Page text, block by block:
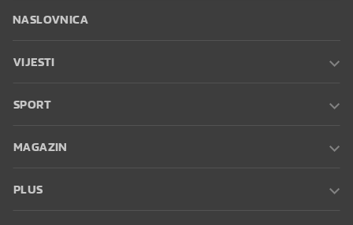
NASLOVNICA
VIJESTI
SPORT
MAGAZIN
PLUS